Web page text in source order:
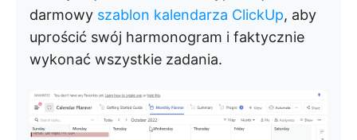
darmowy szablon kalendarza ClickUp, aby
uprościć swój harmonogram i faktycznie
wykonać wszystkie zadania.